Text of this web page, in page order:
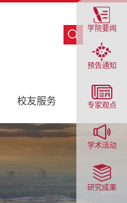
学院要闻
预告通知
专家观点
学术活动
研究成果
校友服务